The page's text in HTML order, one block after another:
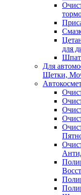
для
Для
Щетки,